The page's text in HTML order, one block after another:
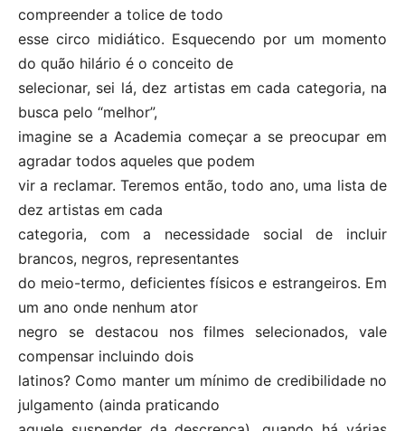
compreender a tolice de todo
esse circo midiático. Esquecendo por um momento
do quão hilário é o conceito de
selecionar, sei lá, dez artistas em cada categoria, na
busca pelo “melhor”,
imagine se a Academia começar a se preocupar em
agradar todos aqueles que podem
vir a reclamar. Teremos então, todo ano, uma lista de
dez artistas em cada
categoria, com a necessidade social de incluir
brancos, negros, representantes
do meio-termo, deficientes físicos e estrangeiros. Em
um ano onde nenhum ator
negro se destacou nos filmes selecionados, vale
compensar incluindo dois
latinos? Como manter um mínimo de credibilidade no
julgamento (ainda praticando